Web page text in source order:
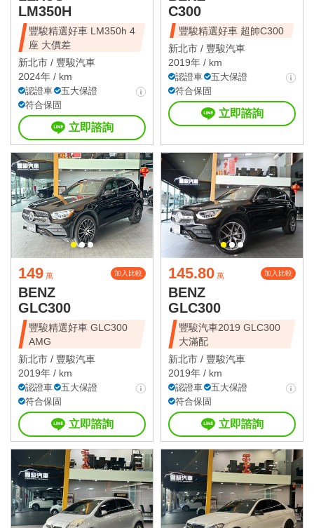
LM350H
豐駿精選好車 LM350h 4
座 大價差
新北市 / 豐駿汽車
2024年 / km
認證車
五大保證
符合保固
立即諮詢
C300
豐駿精選好車 超帥C300
新北市 / 豐駿汽車
2019年 / km
認證車
五大保證
符合保固
立即諮詢
149 萬 加入比較
BENZ
GLC300
豐駿精選好車 GLC300
AMG
新北市 / 豐駿汽車
2019年 / km
認證車
五大保證
符合保固
立即諮詢
145.80 萬 加入比較
BENZ
GLC300
豐駿汽車2019 GLC300
大滿配
新北市 / 豐駿汽車
2019年 / km
認證車
五大保證
符合保固
立即諮詢